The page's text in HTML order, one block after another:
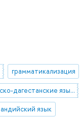
грамматикализация
нахско-дагестанские языки
андийский язык